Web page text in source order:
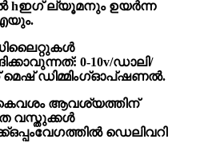
hഇഗ് ല്യൂമനും ഉയർന്ന
.
ലൈറ്റുകൾ
: 0-10v/ഡാലി/
ഡിമ്മിംഗ്ഓപ്ഷണൽ.
ആവശ്യത്തിന്
വസ്തുക്കൾ
ഒപ്പംവേഗത്തിൽ ഡെലിവറി